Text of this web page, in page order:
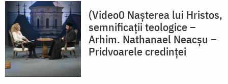
(Video0 Nașterea lui Hristos,
semnificații teologice –
Arhim. Nathanael Neacșu –
Pridvoarele credinței